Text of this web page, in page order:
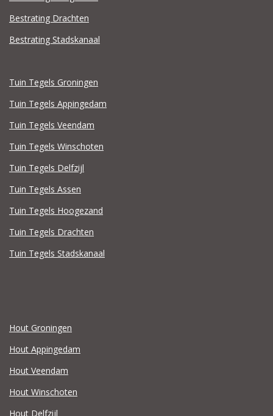
Bestrating Drachten
Bestrating Stadskanaal
Tuin Tegels Groningen
Tuin Tegels Appingedam
Tuin Tegels Veendam
Tuin Tegels Winschoten
Tuin Tegels Delfzijl
Tuin Tegels Assen
Tuin Tegels Hoogezand
Tuin Tegels Drachten
Tuin Tegels Stadskanaal
Hout Groningen
Hout Appingedam
Hout Veendam
Hout Winschoten
Hout Delfzijl